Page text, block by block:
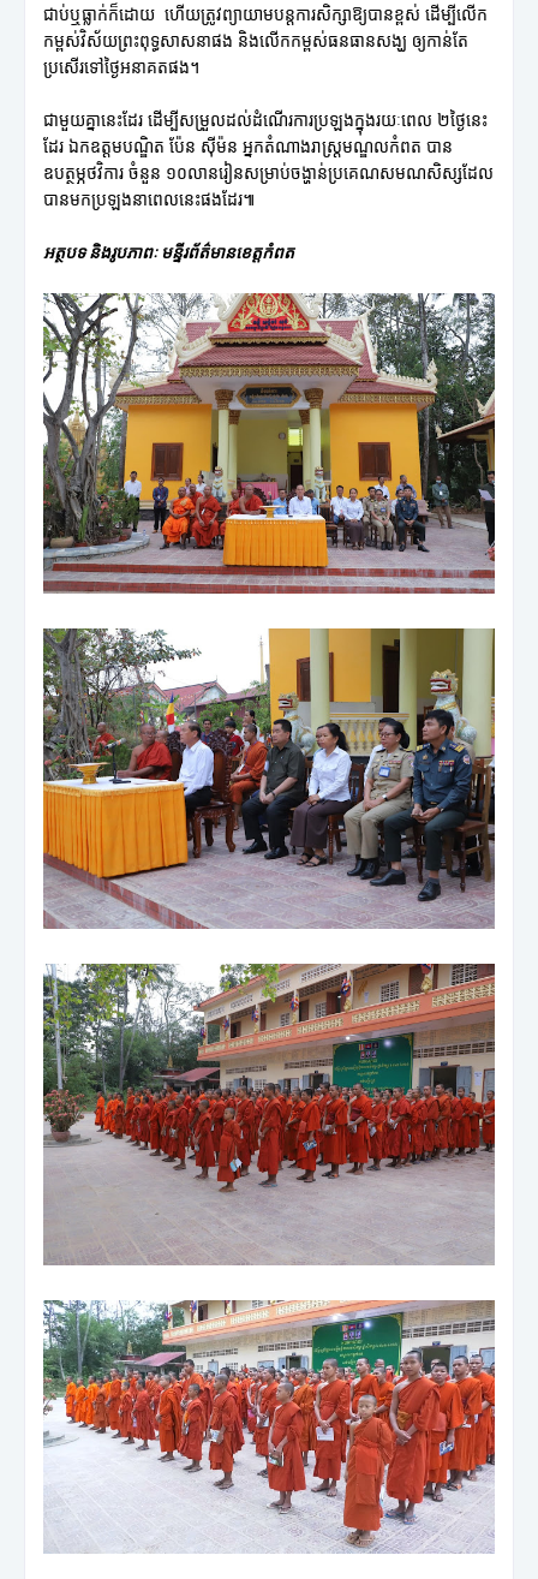
ជាប់ឬធ្លាក់ក៏ដោយ ហើយត្រូវព្យាយាមបន្តការសិក្សាឱ្យបានខ្ពស់ ដើម្បីលើក
កម្ពស់វិស័យព្រះពុទ្ធសាសនាផង និងលើកកម្ពស់ធនធានសង្ឃ ឲ្យកាន់តែ
ប្រសើរទៅថ្ងៃអនាគតផង។
ជាមួយគ្នានេះដែរ ដើម្បីសម្រួលដល់ដំណើរការប្រឡងក្នុងរយៈពេល ២ថ្ងៃនេះ
ដែរ ឯកឧត្តមបណ្ឌិត ប៉ែន ស៊ីម៉ន អ្នកតំណាងរាស្ត្រមណ្ឌលកំពត បាន
ឧបត្ថម្ភថវិការ ចំនួន ១០លានរៀនសម្រាប់ចង្ហាន់ប្រគេណសមណសិស្សដែល
បានមកប្រឡងនាពេលនេះផងដែរ៕
អត្ថបទ និងរូបភាពៈ មន្ទីរព័ត៌មានខេត្តកំពត